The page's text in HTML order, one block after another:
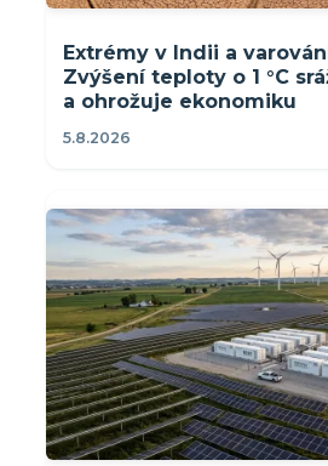
Extrémy v Indii a
Zvýšení teploty o 1 °C
a ohrožuje ekonomiku
5.8.2026